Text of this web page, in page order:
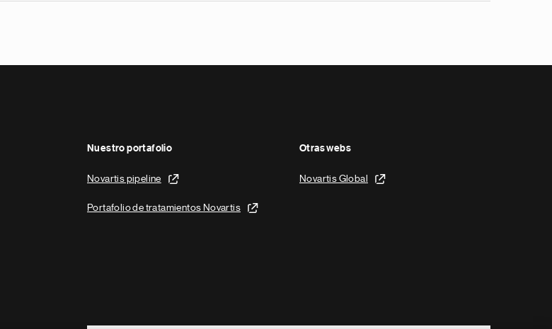
Nuestro portafolio
Novartis pipeline
Portafolio de tratamientos Novartis
Otras webs
Novartis Global